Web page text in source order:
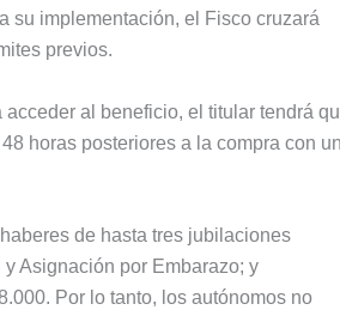
su implementación, el Fisco cruzará
previos.
al beneficio, el titular tendrá
horas posteriores a la compra con un
de hasta tres jubilaciones
Asignación por Embarazo; y
Por lo tanto, los autónomos no